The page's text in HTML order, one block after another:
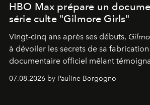
HBO Max prépare un
série culte "Gilmore Girls"
Vingt-cinq ans après ses débuts,
à dévoiler les secrets de sa
documentaire officiel mêlant
inédites et plongée dans les coulisses
générationnel.
07.08.2026 by Pauline Borgogno